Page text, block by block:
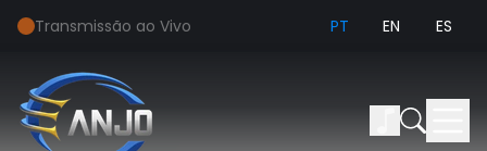
Transmissão ao Vivo PT EN ES